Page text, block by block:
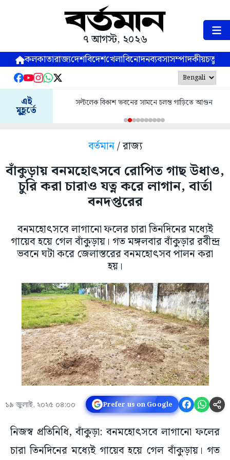
৭ আগস্ট, ২০২৬
কলকাতারাজ্যদেশবিদেশখেলাবিনোদনব্যবসাসম্পাদকীয়
এই
মুহূর্তে
সল্টলেক বিকাশ ভবনের সামনে চলন্ত গাড়িতে আগুন
বর্তমান/ রাজ্য
বাঁকুড়ায় বনমহোৎসবে রোপিত গাছ উধাও,
চুরি করা চারাও যত্ন করে লাগান, বার্তা
বনদপ্তরের
বনমহোৎসবে লাগানো ফলের চারা তিনদিনের মধ্যেই
গায়েব হয়ে গেল বাঁকুড়ায়। গত মঙ্গলবার বাঁকুড়ার রবীন্দ্র
ভবনে ঘটা করে জেলাস্তরের বনমহোৎসব পালন করা
হয়।
১৯ জুলাই, ২০২৫ ০৪:০০ Prefer us on Google
নিজস্ব প্রতিনিধি, বাঁকুড়া: বনমহোৎসবে লাগানো ফলের
চারা তিনদিনের মধ্যেই গায়েব হয়ে গেল বাঁকুড়ায়। গত